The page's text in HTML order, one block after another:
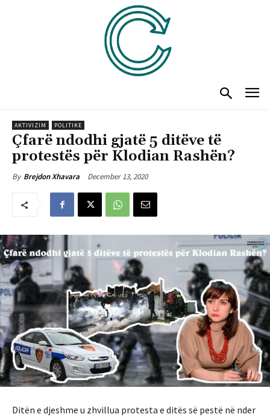
AKTIVIZIM POLITIKE
Çfarë ndodhi gjatë 5 ditëve të
protestës për Klodian Rashën?
By Brejdon Xhavara December 13, 2020
Ditën e djeshme u zhvillua protesta e ditës së pestë në nder